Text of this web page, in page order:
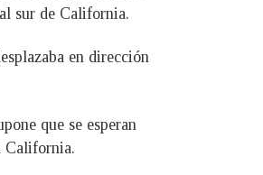
sur de California.
en dirección
que se esperan
California.